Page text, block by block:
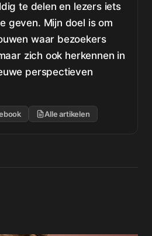
te delen en lezers iets
geven. Mijn doel is om
waar bezoekers
zich ook herkennen in
perspectieven
Alle artikelen